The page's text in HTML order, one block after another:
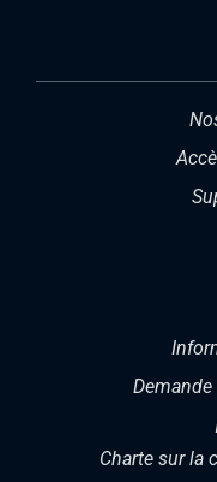
Charte sur la